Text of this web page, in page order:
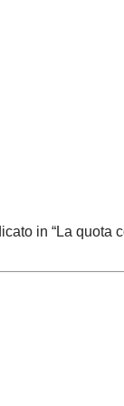
in “La quota